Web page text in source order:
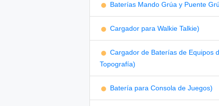
Baterías Mando Grúa y Puente
Cargador para Walkie Talkie)
Cargador de Baterías de Equipos
Topografía)
Batería para Consola de Juegos)